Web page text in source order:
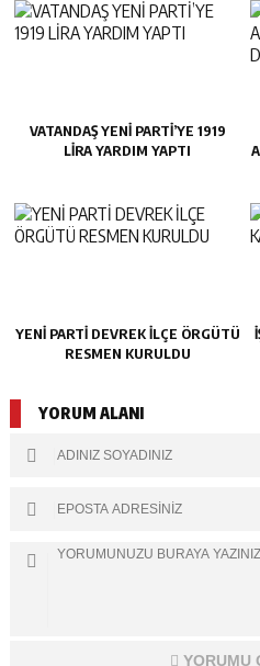
VATANDAŞ YENİ PARTİ’YE 1919
LİRA YARDIM YAPTI
YENİ PARTİ DEVREK İLÇE ÖRGÜTÜ
RESMEN KURULDU
YORUM ALANI
YORUMU